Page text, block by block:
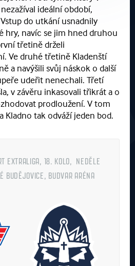
ideální období,
do utkání usnadnily
hry, navíc se jim hned druhou
třetině drželi
Ve druhé třetině Kladenští
a navýšili svůj náskok o další
udeřit nenechali. Třetí
v závěru inkasovali třikrát a o
prodloužení. V tom
Kladno tak odváží jeden bod.
EXTRALIGA, 18. KOLO, NEDĚLE
BUDĚJOVICE, BUDVAR ARÉNA